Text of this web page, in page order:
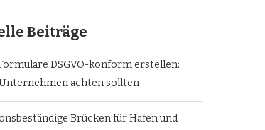
Beiträge
DSGVO-konform erstellen:
achten sollten
Brücken für Häfen und